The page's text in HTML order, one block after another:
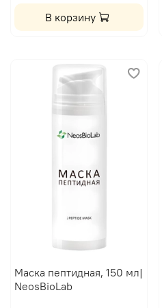
В корзину
Маска пептидная, 150 мл|
NeosBioLab